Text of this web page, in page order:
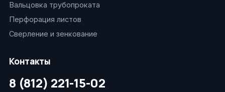
Вальцовка трубопроката
Перфорация листов
Сверление и зенкование
Контакты
8 (812) 221-15-02